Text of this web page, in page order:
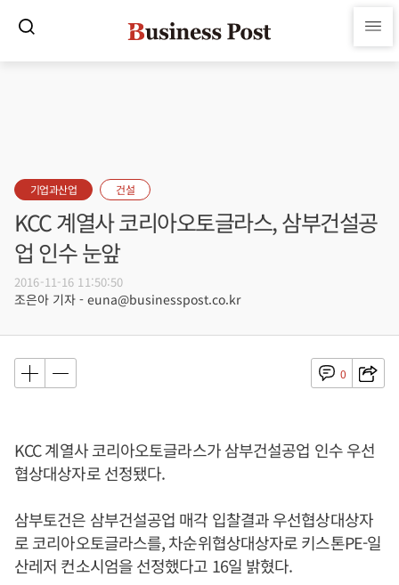
기업과산업 건설
KCC 계열사 코리아오토글라스, 삼부건설공
업 인수 눈앞
2016-11-16 11:50:50
조은아 기자 - euna@businesspost.co.kr
0
KCC 계열사 코리아오토글라스가 삼부건설공업 인수 우선
협상대상자로 선정됐다.
삼부토건은 삼부건설공업 매각 입찰결과 우선협상대상자
로 코리아오토글라스를, 차순위협상대상자로 키스톤PE-일
산레저 컨소시엄을 선정했다고 16일 밝혔다.